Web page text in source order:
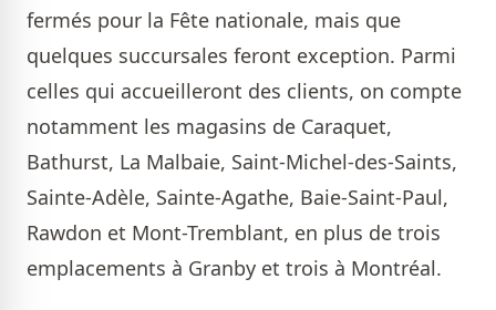
fermés pour la Fête nationale, mais que
quelques succursales feront exception. Parmi
celles qui accueilleront des clients, on compte
notamment les magasins de Caraquet,
Bathurst, La Malbaie, Saint-Michel-des-Saints,
Sainte-Adèle, Sainte-Agathe, Baie-Saint-Paul,
Rawdon et Mont-Tremblant, en plus de trois
emplacements à Granby et trois à Montréal.